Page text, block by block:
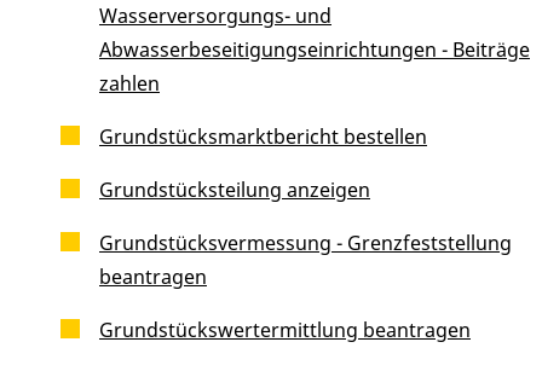
Wasserversorgungs- und
Abwasserbeseitigungseinrichtungen - Beiträge
zahlen
Grundstücksmarktbericht bestellen
Grundstücksteilung anzeigen
Grundstücksvermessung - Grenzfeststellung
beantragen
Grundstückswertermittlung beantragen